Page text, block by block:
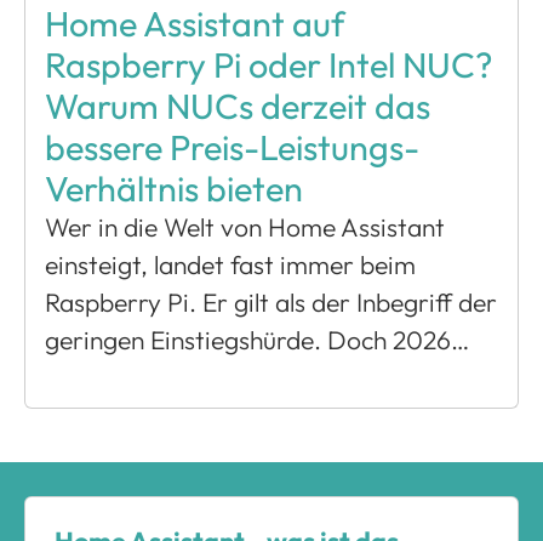
Home Assistant auf
Raspberry Pi oder Intel NUC?
Warum NUCs derzeit das
bessere Preis-Leistungs-
Verhältnis bieten
Wer in die Welt von Home Assistant
einsteigt, landet fast immer beim
Raspberry Pi. Er gilt als der Inbegriff der
geringen Einstiegshürde. Doch 2026…